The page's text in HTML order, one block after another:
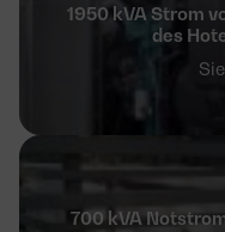
1950 kVA Strom
des
700 kVA